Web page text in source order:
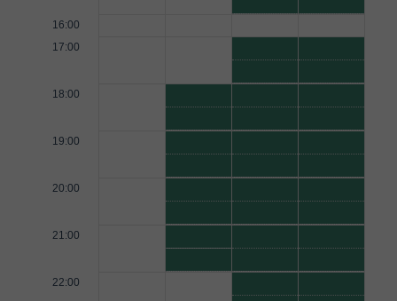
16:00
17:00
18:00
19:00
20:00
21:00
22:00